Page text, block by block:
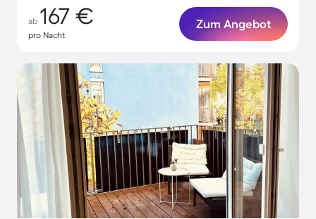
ab 167 €
pro Nacht
Zum Angebot